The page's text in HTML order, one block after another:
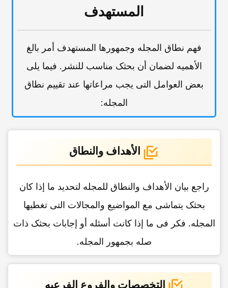
المستهدف
فهم نطاق المجله وجمهورها المستهدف أمر بالغ
الأهمیه لضمان أن بحثک مناسب للنشر. فیما یلی
بعض العوامل التی یجب مراعاتها عند تقییم نطاق
المجله:
الأهداف والنطاق
راجع بیان الأهداف والنطاق للمجله لتحدید ما إذا کان
بحثک یتماشى مع المواضیع والمجالات التی تغطیها
المجله. فکر فی ما إذا کانت أسئله أو إجابات بحثک ذات
صله بجمهور المجله.
التخصصات والفروع الفرعیه